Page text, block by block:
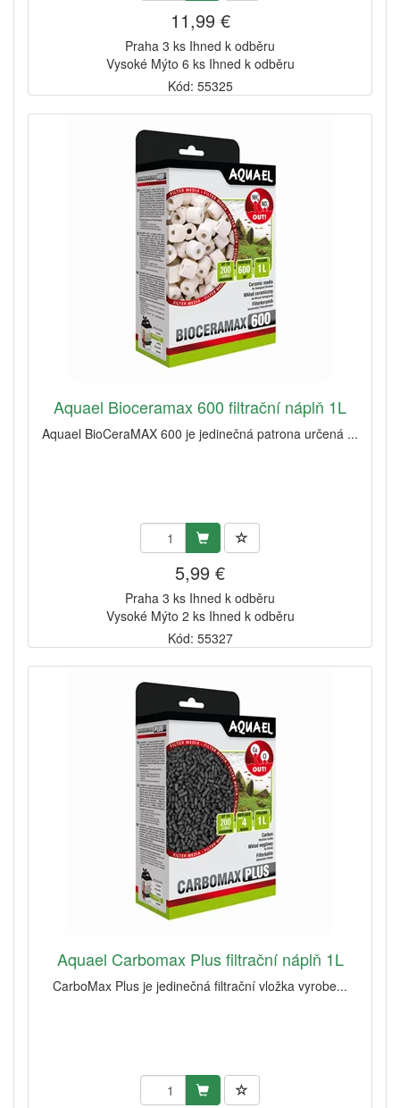
11,99 €
Praha 3 ks Ihned k odběru
Vysoké Mýto 6 ks Ihned k odběru
Kód: 55325
Aquael Bioceramax 600 filtrační náplň 1L
Aquael BioCeraMAX 600 je jedinečná patrona určená ...
5,99 €
Praha 3 ks Ihned k odběru
Vysoké Mýto 2 ks Ihned k odběru
Kód: 55327
Aquael Carbomax Plus filtrační náplň 1L
CarboMax Plus je jedinečná filtrační vložka vyrobe...